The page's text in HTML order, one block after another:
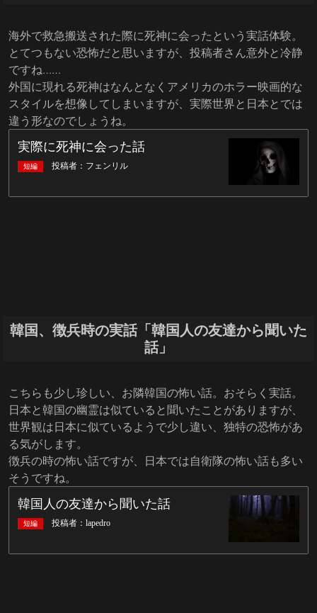
海外で救急搬送された際に死神に会ったという実話体験。
とてつもない恐怖だと思いますが、投稿者さん意外と冷静
ですね……
外国に現れる死神はなんとなくアメリカのホラー映画的な
スタイルを想像してしまいますが、実際世界と日本とでは
違う形なのでしょうね。
韓国、徴兵時の実話「韓国人の友達から聞いた
話」
こちらも少し珍しい、お隣韓国の怖い話。おそらく実話。
日本と韓国の幽霊は似ていると聞いたことがありますが、
世界観は日本に似ているようで少し違い、独特の恐怖があ
る気がします。
徴兵の時の怖い話ですが、日本では自衛隊の怖い話も多い
そうですね。